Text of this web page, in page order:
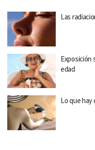
Las
Exposición
edad
Lo que